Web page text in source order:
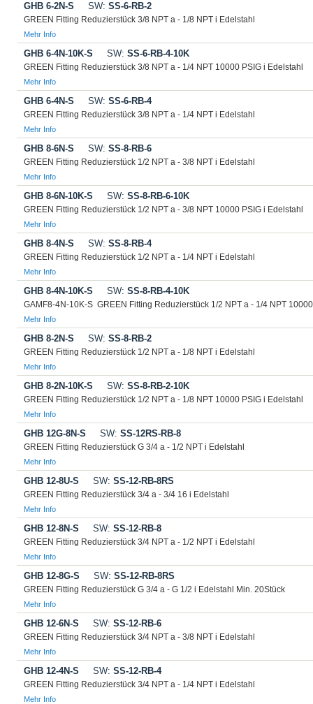
GHB 6-2N-S SW: SS-6-RB-2
GREEN Fitting Reduzierstück 3/8 NPT a - 1/8 NPT i Edelstahl
Mehr Info
GHB 6-4N-10K-S SW: SS-6-RB-4-10K
GREEN Fitting Reduzierstück 3/8 NPT a - 1/4 NPT 10000 PSIG i Edelstahl
Mehr Info
GHB 6-4N-S SW: SS-6-RB-4
GREEN Fitting Reduzierstück 3/8 NPT a - 1/4 NPT i Edelstahl
Mehr Info
GHB 8-6N-S SW: SS-8-RB-6
GREEN Fitting Reduzierstück 1/2 NPT a - 3/8 NPT i Edelstahl
Mehr Info
GHB 8-6N-10K-S SW: SS-8-RB-6-10K
GREEN Fitting Reduzierstück 1/2 NPT a - 3/8 NPT 10000 PSIG i Edelstahl
Mehr Info
GHB 8-4N-S SW: SS-8-RB-4
GREEN Fitting Reduzierstück 1/2 NPT a - 1/4 NPT i Edelstahl
Mehr Info
GHB 8-4N-10K-S SW: SS-8-RB-4-10K
GAMF8-4N-10K-S GREEN Fitting Reduzierstück 1/2 NPT a - 1/4 NPT
Mehr Info
GHB 8-2N-S SW: SS-8-RB-2
GREEN Fitting Reduzierstück 1/2 NPT a - 1/8 NPT i Edelstahl
Mehr Info
GHB 8-2N-10K-S SW: SS-8-RB-2-10K
GREEN Fitting Reduzierstück 1/2 NPT a - 1/8 NPT 10000 PSIG i Edelstahl
Mehr Info
GHB 12G-8N-S SW: SS-12RS-RB-8
GREEN Fitting Reduzierstück G 3/4 a - 1/2 NPT i Edelstahl
Mehr Info
GHB 12-8U-S SW: SS-12-RB-8RS
GREEN Fitting Reduzierstück 3/4 a - 3/4 16 i Edelstahl
Mehr Info
GHB 12-8N-S SW: SS-12-RB-8
GREEN Fitting Reduzierstück 3/4 NPT a - 1/2 NPT i Edelstahl
Mehr Info
GHB 12-8G-S SW: SS-12-RB-8RS
GREEN Fitting Reduzierstück G 3/4 a - G 1/2 i Edelstahl Min. 20Stück
Mehr Info
GHB 12-6N-S SW: SS-12-RB-6
GREEN Fitting Reduzierstück 3/4 NPT a - 3/8 NPT i Edelstahl
Mehr Info
GHB 12-4N-S SW: SS-12-RB-4
GREEN Fitting Reduzierstück 3/4 NPT a - 1/4 NPT i Edelstahl
Mehr Info